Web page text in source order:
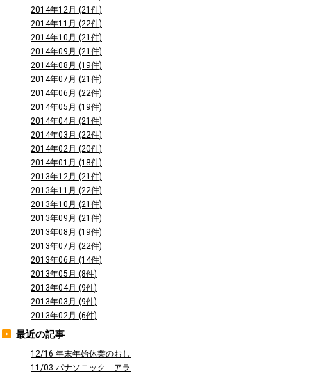
2014年12月 (21件)
2014年11月 (22件)
2014年10月 (21件)
2014年09月 (21件)
2014年08月 (19件)
2014年07月 (21件)
2014年06月 (22件)
2014年05月 (19件)
2014年04月 (21件)
2014年03月 (22件)
2014年02月 (20件)
2014年01月 (18件)
2013年12月 (21件)
2013年11月 (22件)
2013年10月 (21件)
2013年09月 (21件)
2013年08月 (19件)
2013年07月 (22件)
2013年06月 (14件)
2013年05月 (8件)
2013年04月 (9件)
2013年03月 (9件)
2013年02月 (6件)
最近の記事
12/16 年末年始休業のおし
らせ
11/03 パナソニック アラ